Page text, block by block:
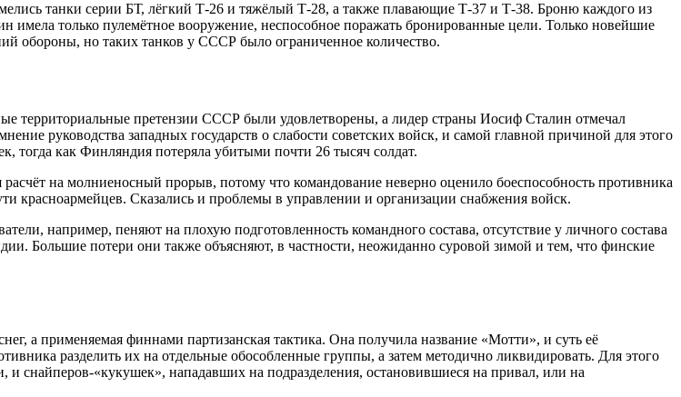
танки серии БТ, лёгкий Т-26 и тяжёлый Т-28, а также плавающие Т-37 и Т-38. Броню каждого из
только пулемётное вооружение, неспособное поражать бронированные цели. Только новейшие
но таких танков у СССР было ограниченное количество.
территориальные претензии СССР были удовлетворены, а лидер страны Иосиф Сталин отмечал
руководства западных государств о слабости советских войск, и самой главной причиной для этого
тогда как Финляндия потеряла убитыми почти 26 тысяч солдат.
на молниеносный прорыв, потому что командование неверно оценило боеспособность противника
красноармейцев. Сказались и проблемы в управлении и организации снабжения войск.
например, пеняют на плохую подготовленность командного состава, отсутствие у личного состава
Большие потери они также объясняют, в частности, неожиданно суровой зимой и тем, что финские
а применяемая финнами партизанская тактика. Она получила название «Мотти», и суть её
разделить их на отдельные обособленные группы, а затем методично ликвидировать. Для этого
снайперов-«кукушек», нападавших на подразделения, остановившиеся на привал, или на